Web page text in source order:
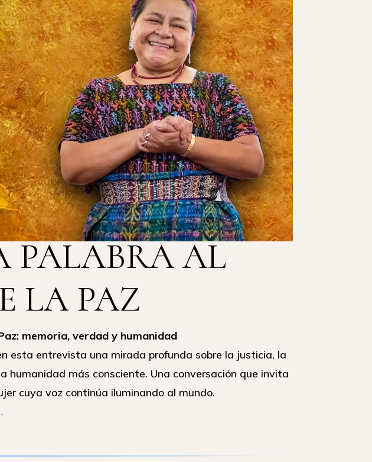
PALABRA AL
LA PAZ
memoria, verdad y humanidad
esta entrevista una mirada profunda sobre la justicia, la
humanidad más consciente. Una conversación que invita
cuya voz continúa iluminando al mundo.